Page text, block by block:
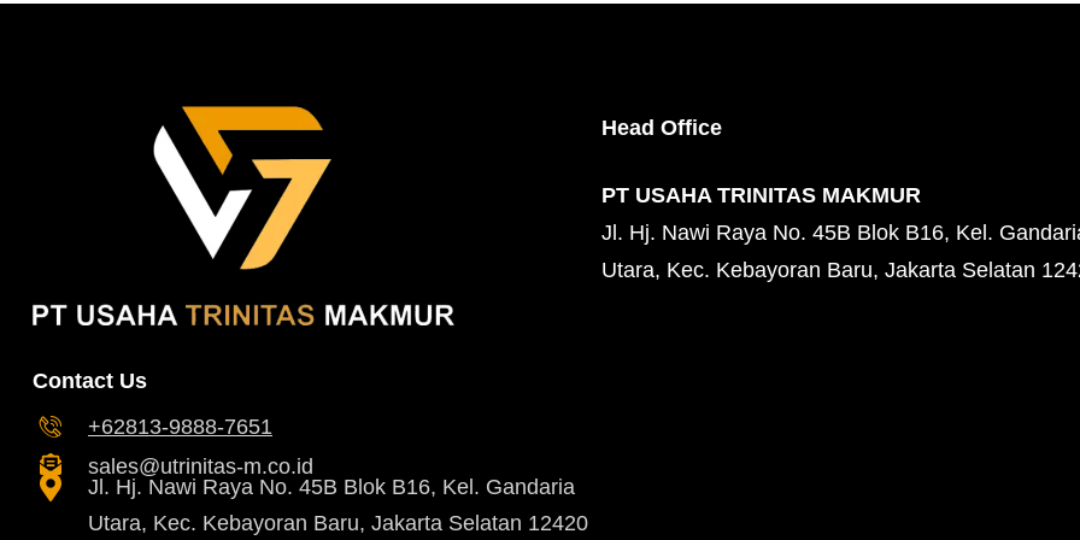
Contact Us
+62813-9888-7651
sales@utrinitas-m.co.id
Jl. Hj. Nawi Raya No. 45B Blok B16, Kel. Gandaria
Utara, Kec. Kebayoran Baru, Jakarta Selatan 12420
Head Office
PT USAHA TRINITAS MAKMUR
Jl. Hj. Nawi Raya No. 45B Blok B16, Kel.
Utara, Kec. Kebayoran Baru, Jakarta Selatan